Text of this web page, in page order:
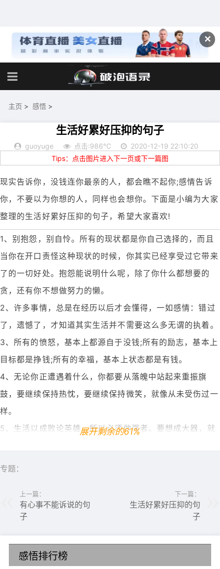
✕
主页 > 感悟 >
生活好累好压抑的句子
guoyuge 点击:986℃
2020-12-19 22:10:20
Tips：点击图片进入下一页或下一篇图
现实告诉你，没钱连你最亲的人，都会瞧不起你;感情告诉
你，不要以为你想的人，同样也会想你。下面是小编为大家
整理的生活好累好压抑的句子，希望大家喜欢!
1、别抱怨，别自怜。所有的现状都是你自己选择的，而且
当你在开口责怪这种现状的时候，你其实已经享受过它带来
了的一切好处。抱怨能说明什么呢，除了你什么都想要的
贪，还有你不想做努力的懒。
2、许多事情，总是在经历以后才会懂得，一如感情：错过
了，遗憾了，才知道其实生活并不需要这么多无谓的执着。
3、所有的愤怒，基本上都源自于没钱;所有的励志，基本上
目标都是挣钱;所有的幸福，基本上状态都是有钱。
4、无论你正遭遇着什么，你都要从落魄中站起来重振旗
鼓，要继续保持热忱，要继续保持微笑，就像从未受伤过一
样。
5、生活以成败论英雄，所以必须做强者。要想成大器，就
披荆斩棘，就一定能走到目的地。
展开剩余的61%
专题：
上一篇：
有心事不能诉说的句
子
下一篇：
生活好累好压抑的句
子
感悟排行榜